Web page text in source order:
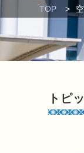
TOP
トピ